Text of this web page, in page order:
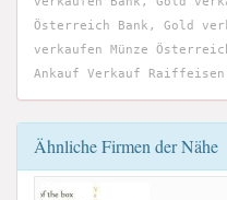
Österreich Bank, Gold
verkaufen Münze
Ankauf Verkauf Raiffeisen
Ähnliche Firmen der Nähe